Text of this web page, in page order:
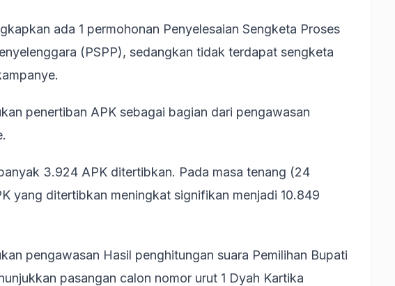
ada 1 permohonan Penyelesaian Sengketa Proses
(PSPP), sedangkan tidak terdapat sengketa
penertiban APK sebagai bagian dari pengawasan
3.924 APK ditertibkan. Pada masa tenang (24
yang ditertibkan meningkat signifikan menjadi 10.849
pengawasan Hasil penghitungan suara Pemilihan Bupati
pasangan calon nomor urut 1 Dyah Kartika